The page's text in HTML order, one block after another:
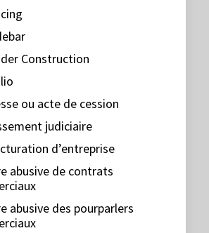
Construction
ou acte de cession
judiciaire
d’entreprise
abusive de contrats
abusive des pourparlers